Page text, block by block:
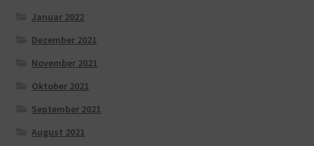
Januar 2022
Dezember 2021
November 2021
Oktober 2021
September 2021
August 2021